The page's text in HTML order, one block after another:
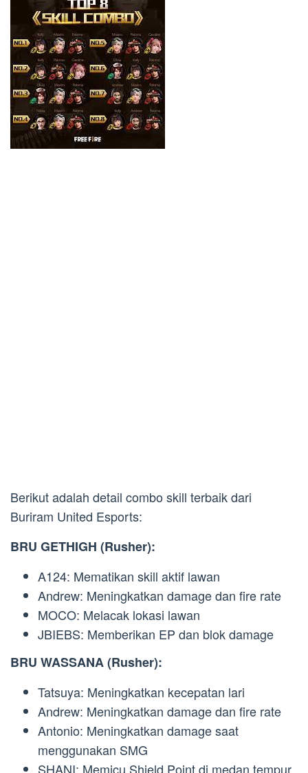
Berikut adalah detail combo skill terbaik dari
Buriram United Esports:
BRU GETHIGH (Rusher):
A124: Mematikan skill aktif lawan
Andrew: Meningkatkan damage dan fire rate
MOCO: Melacak lokasi lawan
JBIEBS: Memberikan EP dan blok damage
BRU WASSANA (Rusher):
Tatsuya: Meningkatkan kecepatan lari
Andrew: Meningkatkan damage dan fire rate
Antonio: Meningkatkan damage saat
menggunakan SMG
SHANI: Memicu Shield Point di medan tempur